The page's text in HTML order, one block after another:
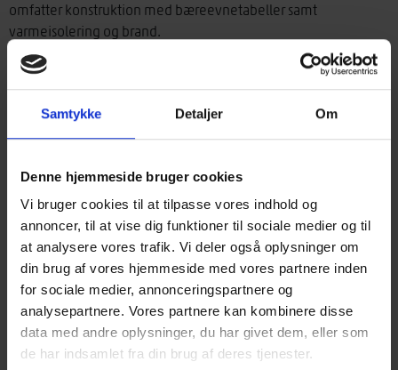
Samtykke Detaljer Om
Denne hjemmeside bruger cookies
Vi bruger cookies til at tilpasse vores indhold og
annoncer, til at vise dig funktioner til sociale medier og til
at analysere vores trafik. Vi deler også oplysninger om
din brug af vores hjemmeside med vores partnere inden
for sociale medier, annonceringspartnere og
analysepartnere. Vores partnere kan kombinere disse
data med andre oplysninger, du har givet dem, eller som
de har indsamlet fra din brug af deres tjenester.
omfatter konstruktion med bæreevnetabeller samt
varmeisolering og brand.
Køb bogen ( endelig udgave) i webshop
Om TRÆhåndbogen
konstruktionsmateriale i større og mere komplekse byggerier.
CLT-elementer anvendes i stigende grad til blandt andet
etagebyggeri i træ på grund af materialets statiske og
arkitektoniske kvaliteter, og også fordi træ er en fornybar
ressource.
TRÆ 80 Træbyggeri med CLT giver anvisninger på praktisk
anvendelse af CLT under danske forhold og i henhold til danske
normer og regler. Den beskriver CLT-elementer og redegør for